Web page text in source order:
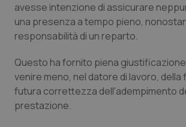
Sardegna
Toscana
Umbria
Malattia di Crohn & Rettocolite
Obesità
Oftalmologia
avesse intenzione di assicurare
una presenza a tempo pieno,
responsabilità di un reparto.
Questo ha fornito piena
venire meno, nel datore di lavoro, della
futura correttezza dell'adempimento
prestazione.